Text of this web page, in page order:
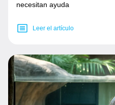
necesitan ayuda
Leer el artículo